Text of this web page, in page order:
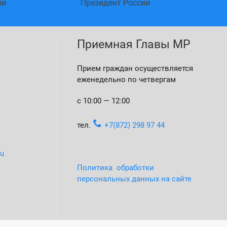
Президент России
Приемная Главы МР
Прием граждан осуществляется
еженедельно по четвергам
с 10:00 — 12:00
тел. +7(872) 298 97 44
Политика обработки
персональных данных на сайте